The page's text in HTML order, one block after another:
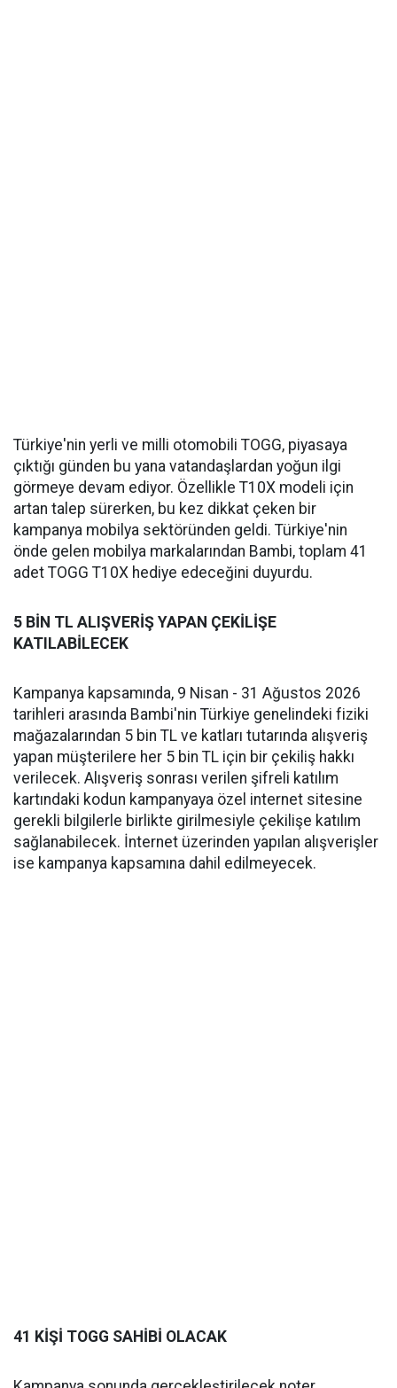
Türkiye'nin yerli ve milli otomobili TOGG, piyasaya
çıktığı günden bu yana vatandaşlardan yoğun ilgi
görmeye devam ediyor. Özellikle T10X modeli için
artan talep sürerken, bu kez dikkat çeken bir
kampanya mobilya sektöründen geldi. Türkiye'nin
önde gelen mobilya markalarından Bambi, toplam 41
adet TOGG T10X hediye edeceğini duyurdu.
5 BİN TL ALIŞVERİŞ YAPAN ÇEKİLİŞE
KATILABİLECEK
Kampanya kapsamında, 9 Nisan - 31 Ağustos 2026
tarihleri arasında Bambi'nin Türkiye genelindeki fiziki
mağazalarından 5 bin TL ve katları tutarında alışveriş
yapan müşterilere her 5 bin TL için bir çekiliş hakkı
verilecek. Alışveriş sonrası verilen şifreli katılım
kartındaki kodun kampanyaya özel internet sitesine
gerekli bilgilerle birlikte girilmesiyle çekilişe katılım
sağlanabilecek. İnternet üzerinden yapılan alışverişler
ise kampanya kapsamına dahil edilmeyecek.
41 KİŞİ TOGG SAHİBİ OLACAK